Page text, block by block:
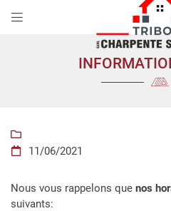

21 rue Viventien
72600 Saint-Vincent-Des-Prés
06 50 52 79 84


11/06/2021
Nous vous rappelons que nos
suivants: